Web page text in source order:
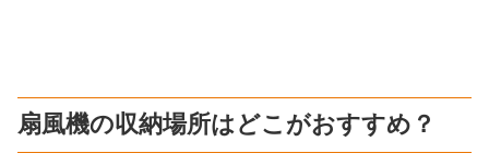
扇風機の収納場所はどこがおすすめ？